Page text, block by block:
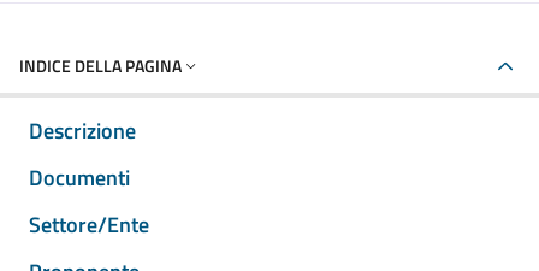
INDICE DELLA PAGINA
Descrizione
Documenti
Settore/Ente